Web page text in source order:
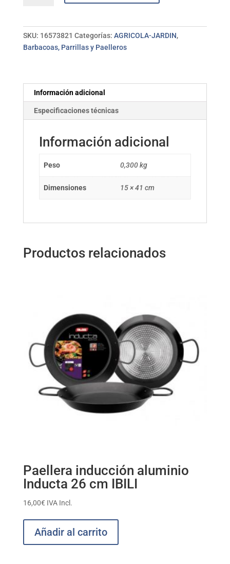
SKU: 16573821 Categorías: AGRICOLA-JARDIN,
Barbacoas, Parrillas y Paelleros
Información adicional
Especificaciones técnicas
Información adicional
Peso 0,300 kg
Dimensiones 15 × 41 cm
Productos relacionados
Paellera inducción aluminio
Inducta 26 cm IBILI
16,00€ IVA Incl.
Añadir al carrito